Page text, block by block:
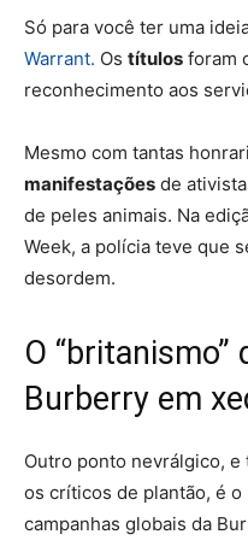
Só para você ter uma
Warrant. Os títulos foram
reconhecimento aos
Mesmo com tantas
manifestações de
de peles animais. Na
Week, a polícia teve que
desordem.
O
Burberry em
Outro ponto nevrálgico,
os críticos de plantão, é o
campanhas globais da